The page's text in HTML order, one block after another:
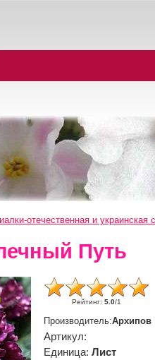
отечественная и украинская
Путь
Рейтинг: 5.0/1
Производитель:Архипов
Артикул:
Единица: Лист